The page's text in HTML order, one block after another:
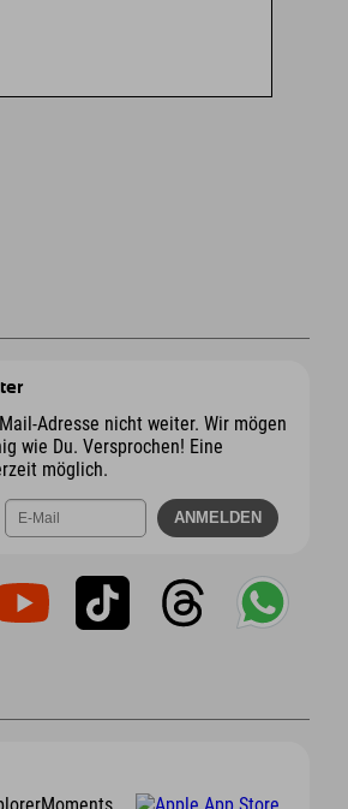
Adresse nicht weiter. Wir mögen
wie Du. Versprochen! Eine
möglich.